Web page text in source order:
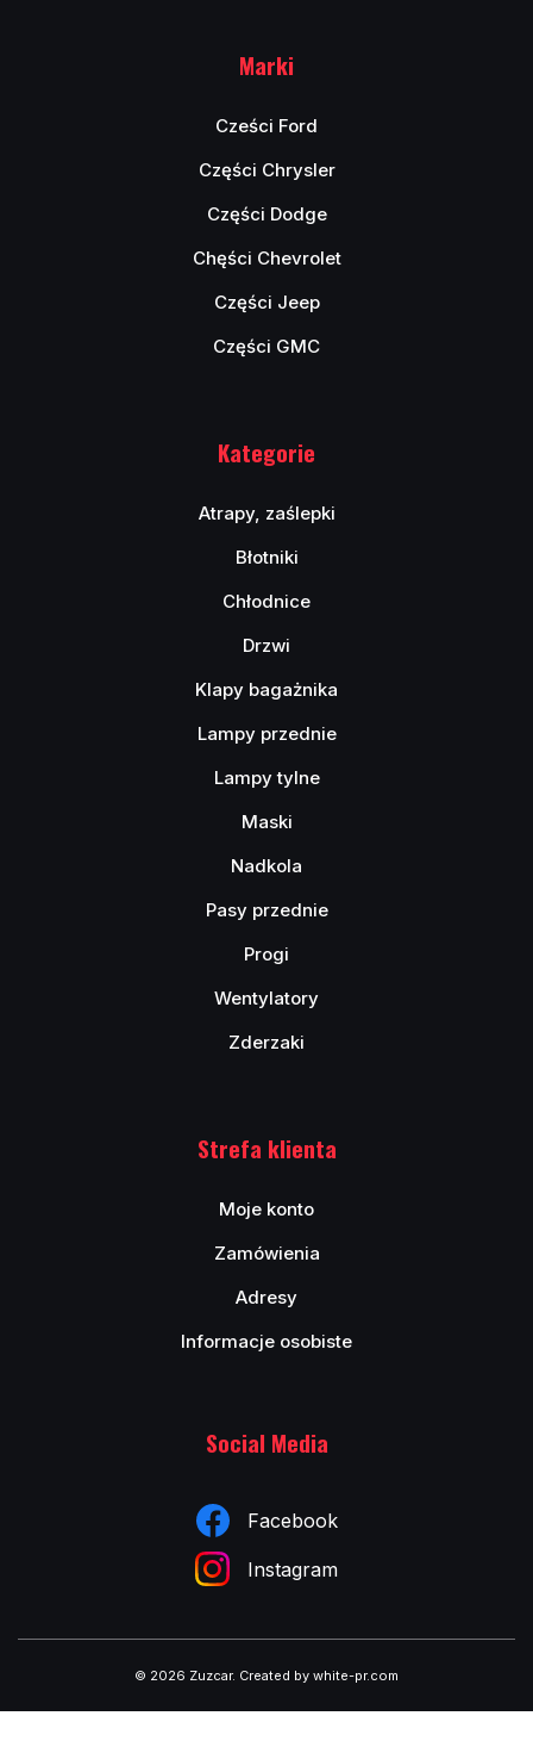
Marki
Cześci Ford
Części Chrysler
Części Dodge
Chęści Chevrolet
Części Jeep
Części GMC
Kategorie
Atrapy, zaślepki
Błotniki
Chłodnice
Drzwi
Klapy bagażnika
Lampy przednie
Lampy tylne
Maski
Nadkola
Pasy przednie
Progi
Wentylatory
Zderzaki
Strefa klienta
Moje konto
Zamówienia
Adresy
Informacje osobiste
Social Media
Facebook
Instagram
© 2026 Zuzcar. Created by white-pr.com